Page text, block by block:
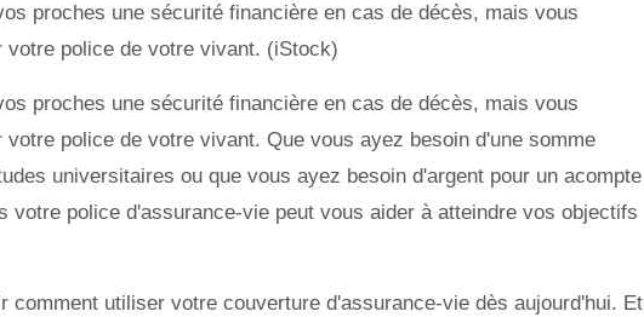
proches une sécurité financière en cas de décès, mais vous
votre police de votre vivant. (iStock)
proches une sécurité financière en cas de décès, mais vous
police de votre vivant. Que vous ayez besoin d'une somme
universitaires ou que vous ayez besoin d'argent pour un acompte
votre police d'assurance-vie peut vous aider à atteindre vos objectifs
comment utiliser votre couverture d'assurance-vie dès aujourd'hui. Et